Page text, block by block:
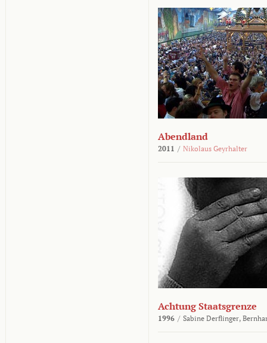
Abendland
2011 / Nikolaus Geyrhalter
Achtung Staatsgrenze
1996 / Sabine Derflinger,